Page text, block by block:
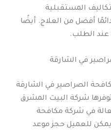
المستقبلية
أفضل من العلاج. أيضًا
عند الطلب.
في الشارقة
الصراصير في الشارقة
شركة البيت المشرق
في شركة مكافحة
للعميل حجز موعد